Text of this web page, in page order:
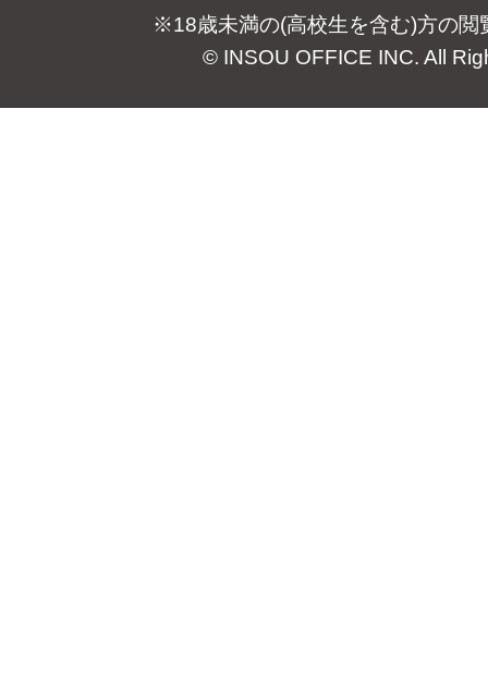
※18歳未満の(高校生を含む)方の閲
© INSOU OFFICE INC. All